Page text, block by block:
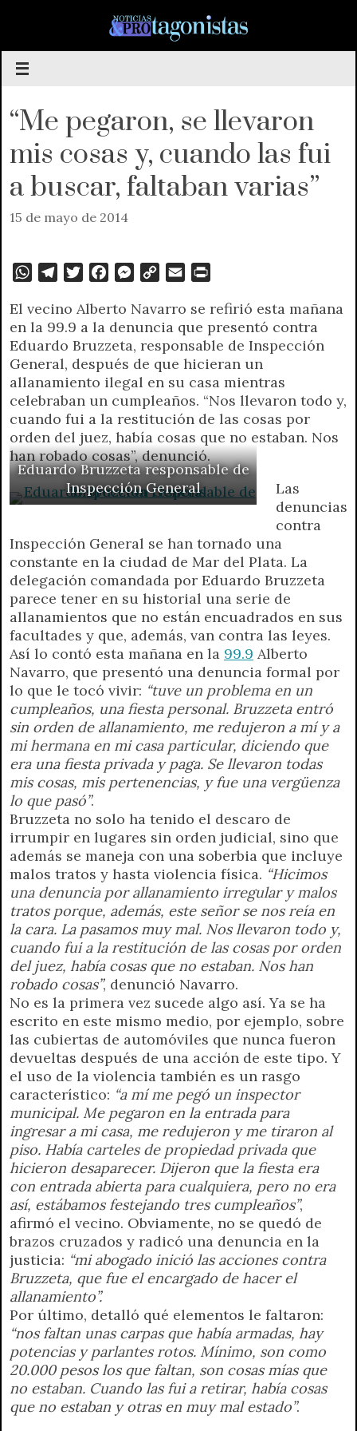
contenido
“Me pegaron, se llevaron
mis cosas y, cuando las fui
a buscar, faltaban varias”
15 de mayo de 2014
W
a
t
s
A
p
p
l
e
g
r
a
m
i
t
t
e
r
c
e
b
o
o
k
M
s
s
e
n
g
e
r
p
y
L
i
n
k
a
i
l
i
n
t
F
r
i
e
n
d
y
El vecino Alberto Navarro se refirió esta mañana
en la 99.9 a la denuncia que presentó contra
Eduardo Bruzzeta, responsable de Inspección
General, después de que hicieran un
allanamiento ilegal en su casa mientras
celebraban un cumpleaños. “Nos llevaron todo y,
cuando fui a la restitución de las cosas por
orden del juez, había cosas que no estaban. Nos
han robado cosas”, denunció.
Eduardo Bruzzeta responsable de
Inspección General
Las
denuncias
contra
Inspección General se han tornado una
constante en la ciudad de Mar del Plata. La
delegación comandada por Eduardo Bruzzeta
parece tener en su historial una serie de
allanamientos que no están encuadrados en sus
facultades y que, además, van contra las leyes.
Así lo contó esta mañana en la 99.9 Alberto
Navarro, que presentó una denuncia formal por
lo que le tocó vivir: “tuve un problema en un
cumpleaños, una fiesta personal. Bruzzeta entró
sin orden de allanamiento, me redujeron a mí y a
mi hermana en mi casa particular, diciendo que
era una fiesta privada y paga. Se llevaron todas
mis cosas, mis pertenencias, y fue una vergüenza
lo que pasó”.
Bruzzeta no solo ha tenido el descaro de
irrumpir en lugares sin orden judicial, sino que
además se maneja con una soberbia que incluye
malos tratos y hasta violencia física. “Hicimos
una denuncia por allanamiento irregular y malos
tratos porque, además, este señor se nos reía en
la cara. La pasamos muy mal. Nos llevaron todo y,
cuando fui a la restitución de las cosas por orden
del juez, había cosas que no estaban. Nos han
robado cosas”, denunció Navarro.
No es la primera vez sucede algo así. Ya se ha
escrito en este mismo medio, por ejemplo, sobre
las cubiertas de automóviles que nunca fueron
devueltas después de una acción de este tipo. Y
el uso de la violencia también es un rasgo
característico: “a mí me pegó un inspector
municipal. Me pegaron en la entrada para
ingresar a mi casa, me redujeron y me tiraron al
piso. Había carteles de propiedad privada que
hicieron desaparecer. Dijeron que la fiesta era
con entrada abierta para cualquiera, pero no era
así, estábamos festejando tres cumpleaños”,
afirmó el vecino. Obviamente, no se quedó de
brazos cruzados y radicó una denuncia en la
justicia: “mi abogado inició las acciones contra
Bruzzeta, que fue el encargado de hacer el
allanamiento”.
Por último, detalló qué elementos le faltaron:
“nos faltan unas carpas que había armadas, hay
potencias y parlantes rotos. Mínimo, son como
20.000 pesos los que faltan, son cosas mías que
no estaban. Cuando las fui a retirar, había cosas
que no estaban y otras en muy mal estado”.